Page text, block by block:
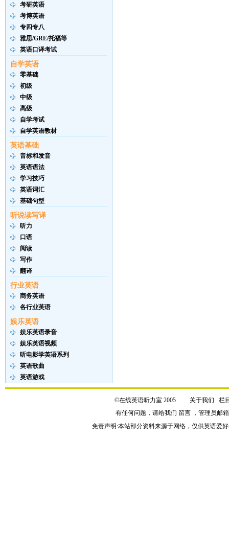
考研英语
考博英语
专四专八
雅思/GRE/托福等
英语口译考试
自学英语
零基础
初级
中级
高级
自学考试
自学英语教材
英语基础
音标和发音
英语语法
学习技巧
英语词汇
基础句型
听说读写译
听力
口语
阅读
写作
翻译
行业英语
商务英语
各行业英语
娱乐英语
娱乐英语录音
娱乐英语视频
听电影学英语系列
英语歌曲
英语游戏
©在线英语听力室 2005 关于我们
栏
有任何问题，请给我们 留言 ，管理员邮
免责声明:本站部分资料来源于网络，仅供英语爱